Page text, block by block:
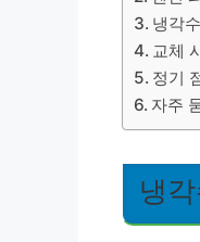
냉각
교체
정기
자주
냉